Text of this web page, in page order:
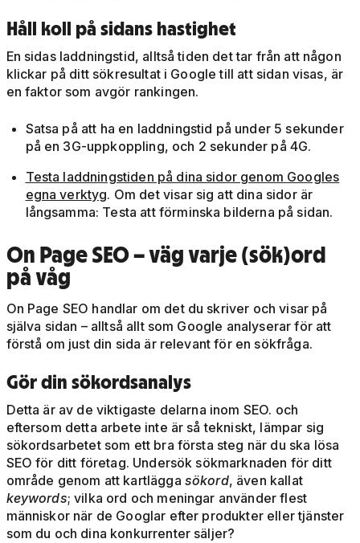
Håll koll på sidans hastighet
En sidas laddningstid, alltså tiden det tar från att någon
klickar på ditt sökresultat i Google till att sidan visas, är
en faktor som avgör rankingen.
Satsa på att ha en laddningstid på under 5 sekunder
på en 3G-uppkoppling, och 2 sekunder på 4G.
Testa laddningstiden på dina sidor genom Googles
egna verktyg. Om det visar sig att dina sidor är
långsamma: Testa att förminska bilderna på sidan.
On Page SEO – väg varje (sök)ord
på våg
On Page SEO handlar om det du skriver och visar på
själva sidan – alltså allt som Google analyserar för att
förstå om just din sida är relevant för en sökfråga.
Gör din sökordsanalys
Detta är av de viktigaste delarna inom SEO. och
eftersom detta arbete inte är så tekniskt, lämpar sig
sökordsarbetet som ett bra första steg när du ska lösa
SEO för ditt företag. Undersök sökmarknaden för ditt
område genom att kartlägga sökord, även kallat
keywords; vilka ord och meningar använder flest
människor när de Googlar efter produkter eller tjänster
som du och dina konkurrenter säljer?